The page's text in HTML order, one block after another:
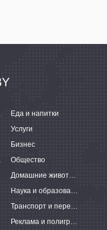
Еда и напитки
Услуги
Бизнес
Общество
Домашние животные
Наука и образование
Транспорт и перевозки
Реклама и полиграфия